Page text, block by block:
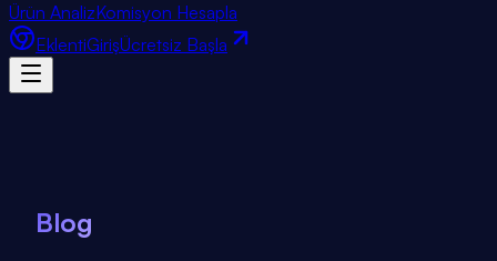
Ürün AnalizKomisyon Hesapla
EklentiGirişÜcretsiz Başla
Blog